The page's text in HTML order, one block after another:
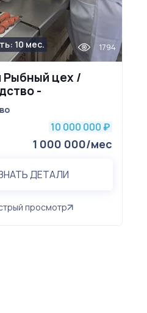
Рыбный цех /
-
10 мес. 1794
10 000 000 ₽
1 000 000/мес
ДЕТАЛИ
просмотр